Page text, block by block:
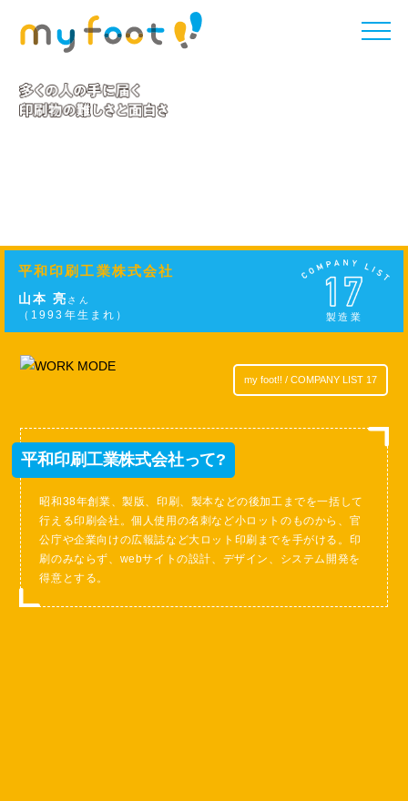
toggle
製造業
平和印刷工業株式会社
山本 亮 さん
（1993年生まれ）
my foot!! / COMPANY LIST 17
平和印刷工業株式会社って?
昭和38年創業、製版、印刷、製本などの後加工までを一括して
行える印刷会社。個人使用の名刺など小ロットのものから、官
公庁や企業向けの広報誌など大ロット印刷までを手がける。印
刷のみならず、webサイトの設計、デザイン、システム開発を
得意とする。